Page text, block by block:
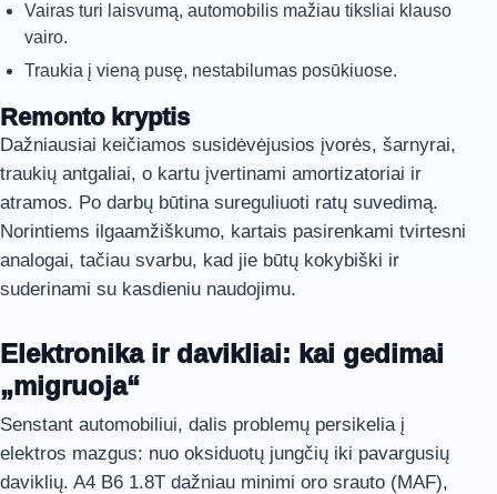
Vairas turi laisvumą, automobilis mažiau tiksliai klauso
vairo.
Traukia į vieną pusę, nestabilumas posūkiuose.
Remonto kryptis
Dažniausiai keičiamos susidėvėjusios įvorės, šarnyrai,
traukių antgaliai, o kartu įvertinami amortizatoriai ir
atramos. Po darbų būtina sureguliuoti ratų suvedimą.
Norintiems ilgaamžiškumo, kartais pasirenkami tvirtesni
analogai, tačiau svarbu, kad jie būtų kokybiški ir
suderinami su kasdieniu naudojimu.
Elektronika ir davikliai: kai gedimai
„migruoja“
Senstant automobiliui, dalis problemų persikelia į
elektros mazgus: nuo oksiduotų jungčių iki pavargusių
daviklių. A4 B6 1.8T dažniau minimi oro srauto (MAF),